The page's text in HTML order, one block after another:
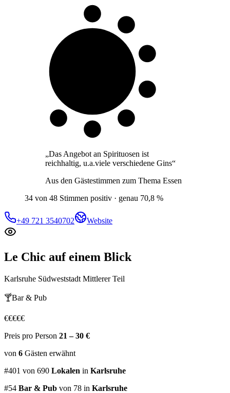
„Das Angebot an Spirituosen ist
reichhaltig, u.a.viele verschiedene Gins“
Aus den Gästestimmen zum Thema Essen
34 von 48 Stimmen positiv · genau 70,8 %
+49 721 3540702 Website
Le Chic auf einem Blick
Karlsruhe Südweststadt Mittlerer Teil
🍸Bar & Pub
€€€€€
Preis pro Person 21 – 30 €
von 6 Gästen erwähnt
#401 von 690 Lokalen in Karlsruhe
#54 Bar & Pub von 78 in Karlsruhe